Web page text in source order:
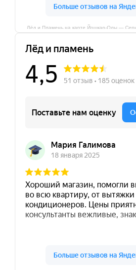
Лёд и Пламень на карте Йошкар‑Олы —